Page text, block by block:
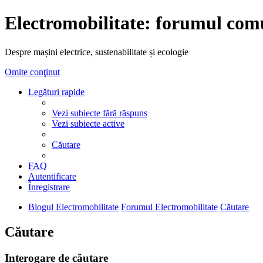
Electromobilitate: forumul
Despre mașini electrice, sustenabilitate și ecologie
Omite conţinut
Legături rapide
Vezi subiecte fără răspuns
Vezi subiecte active
Căutare
FAQ
Autentificare
Înregistrare
Blogul Electromobilitate Forumul Electromobilitate Căutare
Căutare
Interogare de căutare